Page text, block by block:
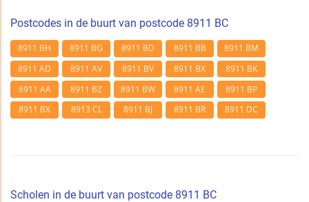
Postcodes in de buurt van postcode 8911 BC
8911 BH 8911 BG 8911 BD 8911 BB
8911 BM
8911 AD
8911 AV 8911 BV 8911 BX
8911 BK
8911 AA
8911 BZ 8911 BW 8911 AE
8911 BP
8911 BX
8913 CL 8911 BJ 8911 BR 8911 DC
Scholen in de buurt van postcode 8911 BC